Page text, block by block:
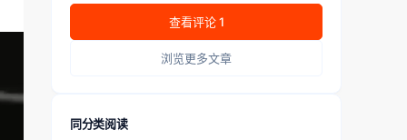
查看评论 1
浏览更多文章
同分类阅读